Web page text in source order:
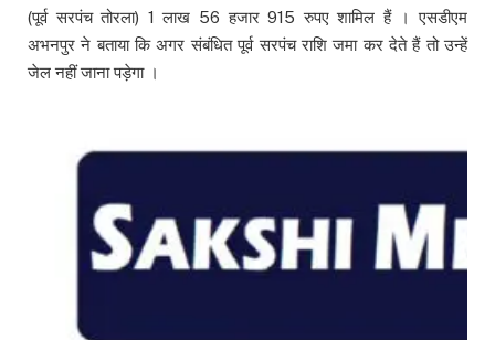
(पूर्व सरपंच तोरला) 1 लाख 56 हजार 915 रुपए शामिल हैं । एसडीएम
अभनपुर ने बताया कि अगर संबंधित पूर्व सरपंच राशि जमा कर देते हैं तो उन्हें
जेल नहीं जाना पड़ेगा ।